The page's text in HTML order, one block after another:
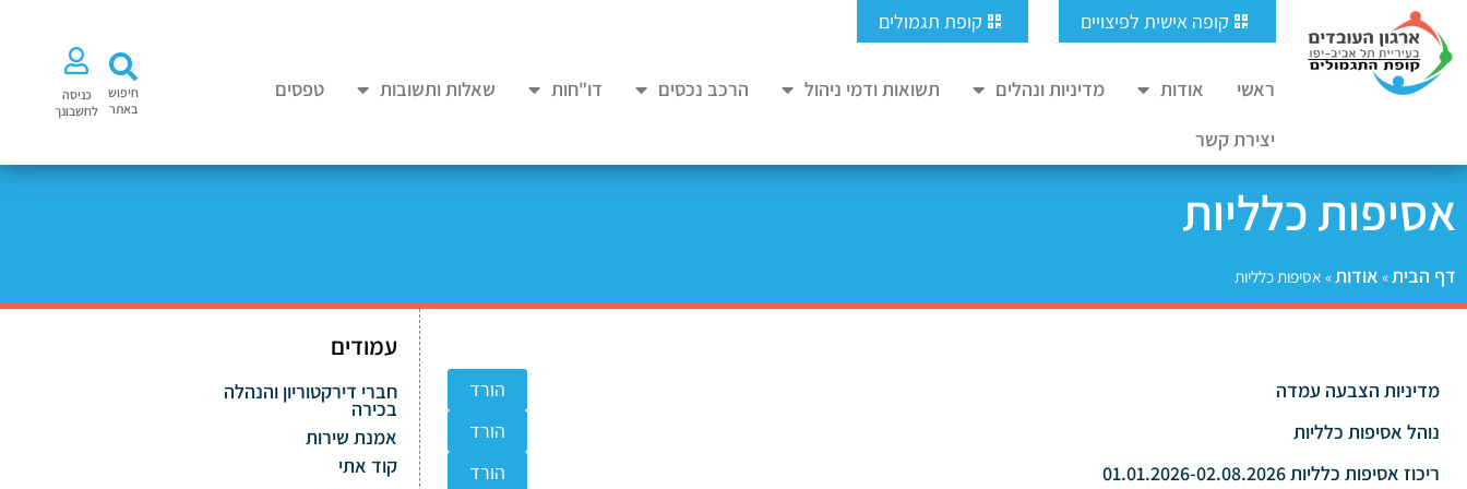
לתוכן
לתוכן
קופה אישית לפיצויים קופת תגמולים
ראשי אודות מדיניות ונהלים תשואות ודמי ניהול הרכב נכסים דו"חות שאלות ותשובות
טפסים
יצירת קשר
חיפוש
באתר
כניסה
לחשבונך
אסיפות כלליות
דף הבית» אודות» אסיפות כלליות
מדיניות הצבעה עמדה
הורד
נוהל אסיפות כלליות
הורד
ריכוז אסיפות כלליות 01.01.2026-02.08.2026
הורד
עמודים
חברי דירקטוריון והנהלה
בכירה
אמנת שירות
קוד אתי